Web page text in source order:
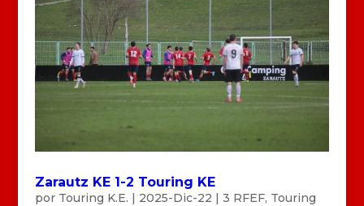
Zarautz KE 1-2 Touring KE
por Touring K.E. | 2025-Dic-22 | 3 RFEF, Touring